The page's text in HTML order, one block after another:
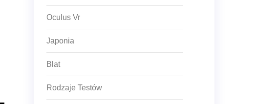
Oculus Vr
Japonia
Blat
Rodzaje Testów